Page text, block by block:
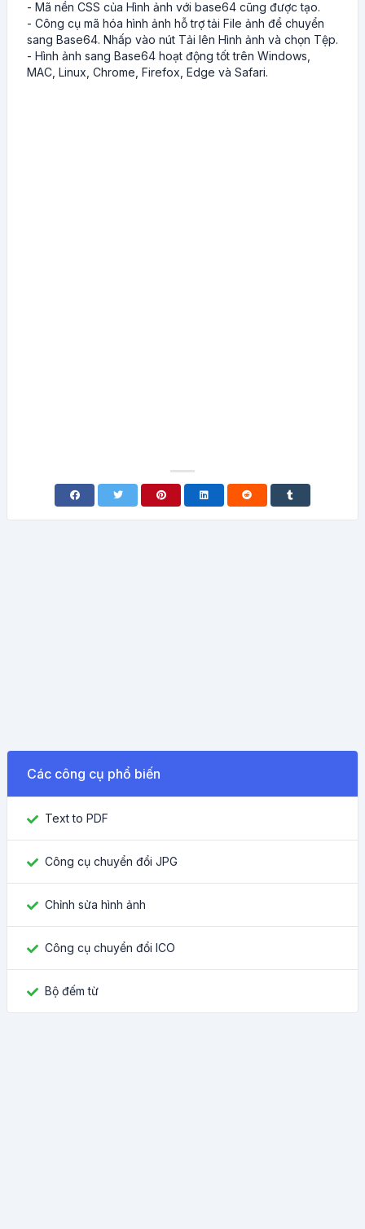
- Mã nền CSS của Hình ảnh với base64 cũng được tạo.
- Công cụ mã hóa hình ảnh hỗ trợ tải File ảnh để chuyển
sang Base64. Nhấp vào nút Tải lên Hình ảnh và chọn Tệp.
- Hình ảnh sang Base64 hoạt động tốt trên Windows,
MAC, Linux, Chrome, Firefox, Edge và Safari.
Các công cụ phổ biến
Text to PDF
Công cụ chuyển đổi JPG
Chỉnh sửa hình ảnh
Công cụ chuyển đổi ICO
Bộ đếm từ